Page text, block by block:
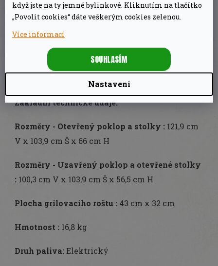
když jste na ty jemné bylinkové. Kliknutím na tlačítko
„Povolit cookies“ dáte veškerým cookies zelenou.
Více informací
Nastavení
SOUHLASÍM
nemusíte řešit, kam gril položíte.
Součástí výbavy jestabilní stojan s
ideální výškou
grilovacích pomůcek
přípravu pokrmu vám usnadní
postranní
Základní technické údaje:
Rozměry - Otevřený poklop a stolky : 121,9 cm
V x 103,9 cm Š x 66 cm H
Rozměry - Uzavřený poklop a otevřené stolky
: 100,3 cm V x 103,9 cm Š x 56,5 cm H
Plocha grilovacího roštu : 43 cm x 32 cm
Hmotnost : 16,8 kg
Druh paliva:Elektrický